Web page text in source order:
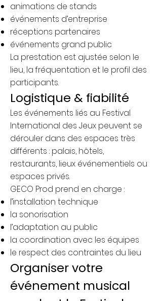
animations de stands
événements d’entreprise
réceptions partenaires
événements grand public
La prestation est ajustée selon le
lieu, la fréquentation et le profil des
participants.
Logistique & fiabilité
Les événements liés au Festival
International des Jeux peuvent se
dérouler dans des espaces très
différents : palais, hôtels,
restaurants, lieux événementiels ou
espaces privés.
GECO Prod prend en charge :
l’installation technique
la sonorisation
l’adaptation au public
la coordination avec les équipes
le respect des contraintes du lieu
Organiser votre
événement musical